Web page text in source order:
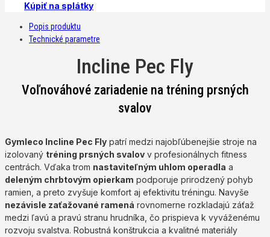
Kúpiť na splátky
Popis produktu
Technické parametre
Incline Pec Fly
Voľnováhové zariadenie na tréning prsných
svalov
Gymleco Incline Pec Fly patrí medzi najobľúbenejšie stroje na
izolovaný tréning prsných svalov v profesionálnych fitness
centrách. Vďaka trom nastaviteľným uhlom operadla a
deleným chrbtovým opierkam podporuje prirodzený pohyb
ramien, a preto zvyšuje komfort aj efektivitu tréningu. Navyše
nezávisle zaťažované ramená rovnomerne rozkladajú záťaž
medzi ľavú a pravú stranu hrudníka, čo prispieva k vyváženému
rozvoju svalstva. Robustná konštrukcia a kvalitné materiály